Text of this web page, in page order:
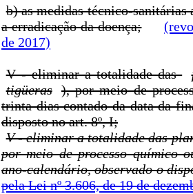
b) as medidas técnico-sanitárias
a erradicação da doença;
de 2017)
V - eliminar a totalidade das
tigüeras
), por meio de
trinta dias contado da data da
disposto no art. 8º, I;
V - eliminar a totalidade das
por meio de processo químico
ano-calendário, observado o
pela Lei nº 3.606, de 19 de